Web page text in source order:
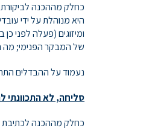
כחלק מההכנה לביקורת,
היא מנוהלת על ידי
ומיזוגים (פעלה לפני
של המבקר הפנימי; מה
נעמוד על ההבדלים
סליחה, לא התכוונתי
כחלק מההכנה לכתיבת